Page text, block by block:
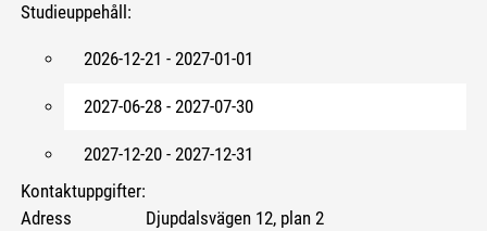
Studieuppehåll:
2026-12-21 - 2027-01-01
2027-06-28 - 2027-07-30
2027-12-20 - 2027-12-31
Kontaktuppgifter:
Adress Djupdalsvägen 12, plan 2